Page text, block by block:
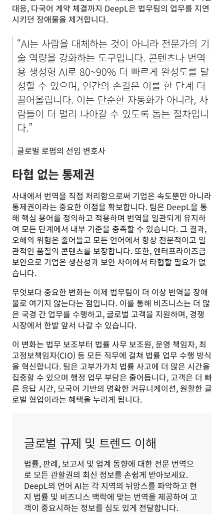
대응, 다국어 계약 체결까지 DeepL은 법무팀의 업무를 지연
시키던 장애물을 제거합니다.
“AI는 사람을 대체하는 것이 아니라 전문가의 기
술 역량을 강화하는 도구입니다. 콘텐츠나 번역
용 생성형 AI로 80~90% 더 빠르게 완성도를 달
성할 수 있으며, 인간의 손길은 이를 한 단계 더
끌어올립니다. 이는 단순한 자동화가 아니라, 사
람들이 더 멀리 나아갈 수 있도록 돕는 절차입니
다.”
글로벌 로펌의 선임 변호사
타협 없는 통제권
사내에서 번역을 직접 처리함으로써 기업은 속도뿐만 아니라
통제권이라는 중요한 이점을 확보합니다. 팀은 DeepL을 통
해 핵심 용어를 정의하고 적용하며 번역을 일관되게 유지하
여 모든 단계에서 내부 기준을 충족할 수 있습니다. 그 결과,
오해의 위험은 줄어들고 모든 언어에서 항상 전문적이고 일
관적인 품질의 콘텐츠를 보장합니다. 또한, 엔터프라이즈급
보안으로 기업은 생산성과 보안 사이에서 타협할 필요가 없
습니다.
무엇보다 중요한 변화는 이제 법무팀이 더 이상 번역을 장애
물로 여기지 않는다는 점입니다. 이를 통해 비즈니스는 더 많
은 국경 간 업무를 수행하고, 글로벌 고객을 지원하며, 경쟁
시장에서 한발 앞서 나갈 수 있습니다.
이 변화는 법무 보조부터 법률 사무 보조원, 운영 책임자, 최
고정보책임자(CIO) 등 모든 직무에 걸쳐 법률 업무 수행 방식
을 혁신합니다. 팀은 고부가가치 법률 사고에 더 많은 시간을
집중할 수 있으며 행정 업무 부담은 줄어듭니다, 고객은 더 빠
른 응답 시간, 모국어 기반의 명확한 커뮤니케이션, 원활한 글
로벌 협업이라는 혜택을 누리게 됩니다.
글로벌 규제 및 트렌드 이해
법률, 판례, 보고서 및 업계 동향에 대한 전문 번역으
로 모든 관할권의 최신 정보를 손쉽게 받아보세요.
DeepL의 언어 AI는 각 지역의 뉘앙스를 파악하고 현
지 법률 및 비즈니스 맥락에 맞는 번역을 제공하여 고
객이 중요시하는 정보를 심도 있게 전달합니다.